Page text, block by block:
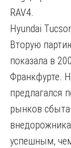
RAV4.
Hyundai
Вторую
показала в
Франкфурте.
предлагался
рынков
успешным,